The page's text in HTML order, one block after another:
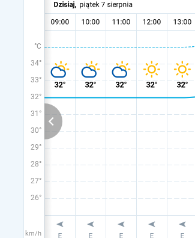
°C
34°
33°
32°
31°
30°
29°
28°
27°
26°
km/h